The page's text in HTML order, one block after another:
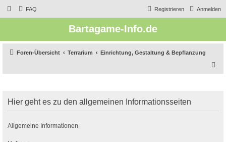
FAQ Anmelden
Registrieren
Bartagame-Info.de
Foren-Übersicht Terrarium
Einrichtung, Gestaltung & Bepflanzung
e
Hier geht es zu den allgemeinen Informationsseiten
Allgemeine Informationen